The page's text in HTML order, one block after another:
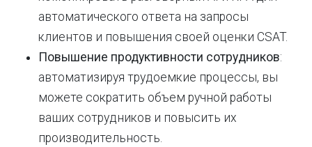
автоматического ответа на запросы
клиентов и повышения своей оценки CSAT.
Повышение продуктивности сотрудников:
автоматизируя трудоемкие процессы, вы
можете сократить объем ручной работы
ваших сотрудников и повысить их
производительность.